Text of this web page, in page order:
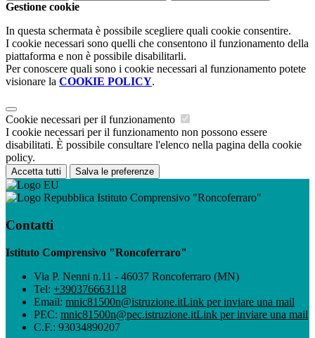
Gestione cookie
In questa schermata è possibile scegliere quali cookie consentire.
I cookie necessari sono quelli che consentono il funzionamento della
piattaforma e non è possibile disabilitarli.
Per conoscere quali sono i cookie necessari al funzionamento potete
visionare la COOKIE POLICY.
Cookie necessari per il funzionamento
I cookie necessari per il funzionamento non possono essere
disabilitati. È possibile consultare l'elenco nella pagina della cookie
policy.
Accetta tutti Salva le preferenze
Istituto Comprensivo "Roncoferraro"
Contatti
Istituto Comprensivo "Roncoferraro"
Via P. Nenni n.11 - 46037 Roncoferraro (MN)
Tel: +390376663118
Email: mnic81500n@istruzione.itLink per inviare una mail
PEC: mnic81500n@pec.istruzione.itLink per inviare una mail
C.F.: 93034890207